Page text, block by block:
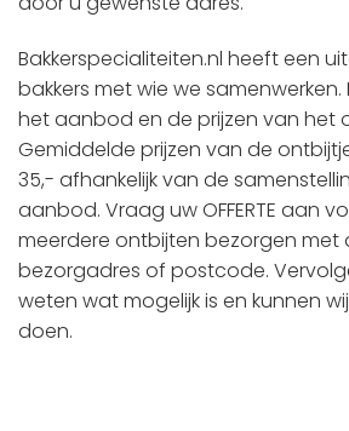
Bakkerspecialiteiten.nl heeft een
bakkers met wie we samenwerken.
het aanbod en de prijzen van het
Gemiddelde prijzen van de
35,- afhankelijk van de
aanbod. Vraag uw OFFERTE aan
meerdere ontbijten bezorgen met
bezorgadres of postcode.
weten wat mogelijk is en kunnen
doen.